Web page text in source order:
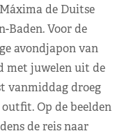
de Duitse
Baden. Voor de
avondjapon van
met juwelen uit de
vanmiddag droeg
Op de beelden
de reis naar